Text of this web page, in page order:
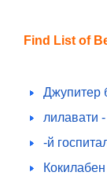
Find List of
Джупитер
лилавати
-й